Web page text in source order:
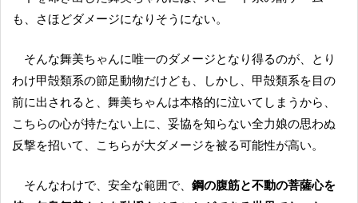
も、さほどダメージになりそうにない。
そんな舞美ちゃんに唯一のダメージとなり得るのが、とり
わけ甲殻類系の節足動物だけども、しかし、甲殻類系を目の
前に出されると、舞美ちゃんは本格的に泣いてしまうから、
こちらの心が持たない上に、妥協を知らない全力娘の思わぬ
反撃を招いて、こちらが大ダメージを被る可能性が高い。
そんなわけで、安全な範囲で、鋼の腹筋と不動の菩薩心を